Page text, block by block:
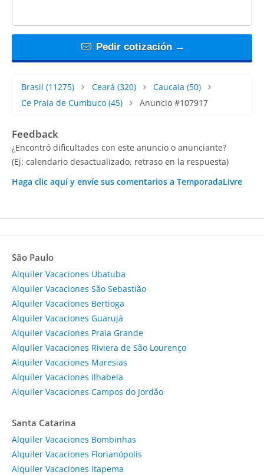
Pedir cotización →
Brasil (11275) Ceará (320) Caucaia (50)
Ce Praia de Cumbuco (45) Anuncio #107917
Feedback
¿Encontró dificultades con este anuncio o anunciante?
(Ej: calendario desactualizado, retraso en la respuesta)
Haga clic aquí y envíe sus comentarios a TemporadaLivre
São Paulo
Alquiler Vacaciones Ubatuba
Alquiler Vacaciones São Sebastião
Alquiler Vacaciones Bertioga
Alquiler Vacaciones Guarujá
Alquiler Vacaciones Praia Grande
Alquiler Vacaciones Riviera de São Lourenço
Alquiler Vacaciones Maresias
Alquiler Vacaciones Ilhabela
Alquiler Vacaciones Campos do Jordão
Santa Catarina
Alquiler Vacaciones Bombinhas
Alquiler Vacaciones Florianópolis
Alquiler Vacaciones Itapema